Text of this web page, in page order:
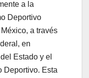
a la
Deportivo
a través
en
Estado y el
Deportivo. Esta